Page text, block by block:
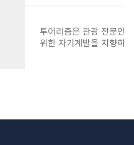
투어리즘은 관광 전문인
위한 자기계발을 지향하